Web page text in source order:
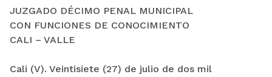
JUZGADO DÉCIMO PENAL MUNICIPAL
CON FUNCIONES DE CONOCIMIENTO
CALI – VALLE
Cali (V). Veintisiete (27) de julio de dos mil